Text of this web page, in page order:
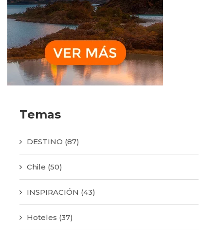
Temas
DESTINO (87)
Chile (50)
INSPIRACIÓN (43)
Hoteles (37)